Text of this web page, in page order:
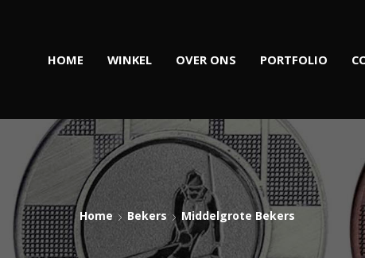
HOME WINKEL OVER ONS PORTFOLIO
Home Bekers Middelgrote Bekers